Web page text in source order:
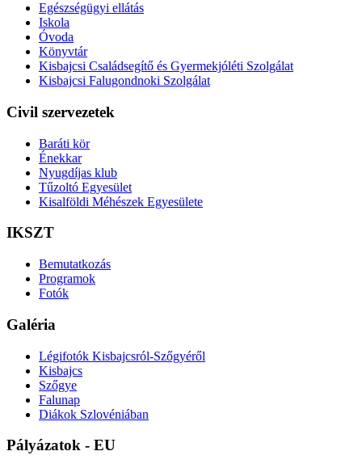
Egészségügyi ellátás
Iskola
Óvoda
Könyvtár
Kisbajcsi Családsegítő és Gyermekjóléti Szolgálat
Kisbajcsi Falugondnoki Szolgálat
Civil szervezetek
Baráti kör
Énekkar
Nyugdíjas klub
Tűzoltó Egyesület
Kisalföldi Méhészek Egyesülete
IKSZT
Bemutatkozás
Programok
Fotók
Galéria
Légifotók Kisbajcsról-Szőgyéről
Kisbajcs
Szőgye
Falunap
Diákok Szlovéniában
Pályázatok - EU